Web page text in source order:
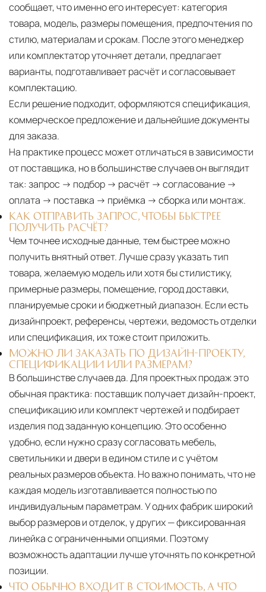
сообщает, что именно его интересует: категория
товара, модель, размеры помещения, предпочтения по
стилю, материалам и срокам. После этого менеджер
или комплектатор уточняет детали, предлагает
варианты, подготавливает расчёт и согласовывает
комплектацию.
Если решение подходит, оформляются спецификация,
коммерческое предложение и дальнейшие документы
для заказа.
На практике процесс может отличаться в зависимости
от поставщика, но в большинстве случаев он выглядит
так: запрос → подбор → расчёт → согласование →
оплата → поставка → приёмка → сборка или монтаж.
КАК ОТПРАВИТЬ ЗАПРОС, ЧТОБЫ БЫСТРЕЕ
ПОЛУЧИТЬ РАСЧЁТ?
Чем точнее исходные данные, тем быстрее можно
получить внятный ответ. Лучше сразу указать тип
товара, желаемую модель или хотя бы стилистику,
примерные размеры, помещение, город доставки,
планируемые сроки и бюджетный диапазон. Если есть
дизайнпроект, референсы, чертежи, ведомость отделки
или спецификация, их тоже стоит приложить.
МОЖНО ЛИ ЗАКАЗАТЬ ПО ДИЗАЙН-ПРОЕКТУ,
СПЕЦИФИКАЦИИ ИЛИ РАЗМЕРАМ?
В большинстве случаев да. Для проектных продаж это
обычная практика: поставщик получает дизайн-проект,
спецификацию или комплект чертежей и подбирает
изделия под заданную концепцию. Это особенно
удобно, если нужно сразу согласовать мебель,
светильники и двери в едином стиле и с учётом
реальных размеров объекта. Но важно понимать, что не
каждая модель изготавливается полностью по
индивидуальным параметрам. У одних фабрик широкий
выбор размеров и отделок, у других — фиксированная
линейка с ограниченными опциями. Поэтому
возможность адаптации лучше уточнять по конкретной
позиции.
ЧТО ОБЫЧНО ВХОДИТ В СТОИМОСТЬ, А ЧТО